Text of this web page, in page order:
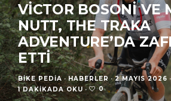
VICTOR BOSONI VE
NUTT, THE TRAKA
ADVENTURE’DA
ETTI
BIKE PEDIA · HABERLER · 2 MAYIS 2026 ·
1 DAKIKADA OKU · 0